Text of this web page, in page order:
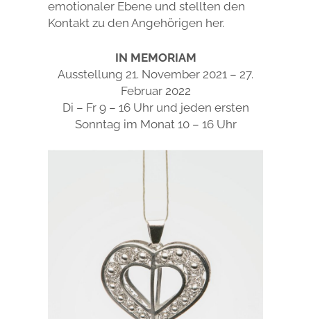
emotionaler Ebene und stellten den
Kontakt zu den Angehörigen her.
IN MEMORIAM
Ausstellung 21. November 2021 – 27.
Februar 2022
Di – Fr 9 – 16 Uhr und jeden ersten
Sonntag im Monat 10 – 16 Uhr